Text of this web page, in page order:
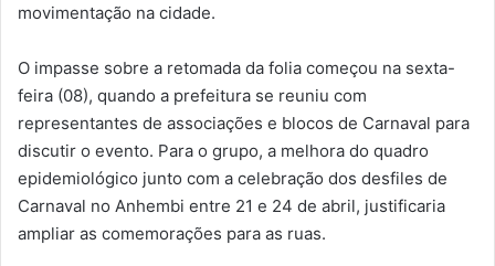
movimentação na cidade.
O impasse sobre a retomada da folia começou na sexta-
feira (08), quando a prefeitura se reuniu com
representantes de associações e blocos de Carnaval para
discutir o evento. Para o grupo, a melhora do quadro
epidemiológico junto com a celebração dos desfiles de
Carnaval no Anhembi entre 21 e 24 de abril, justificaria
ampliar as comemorações para as ruas.